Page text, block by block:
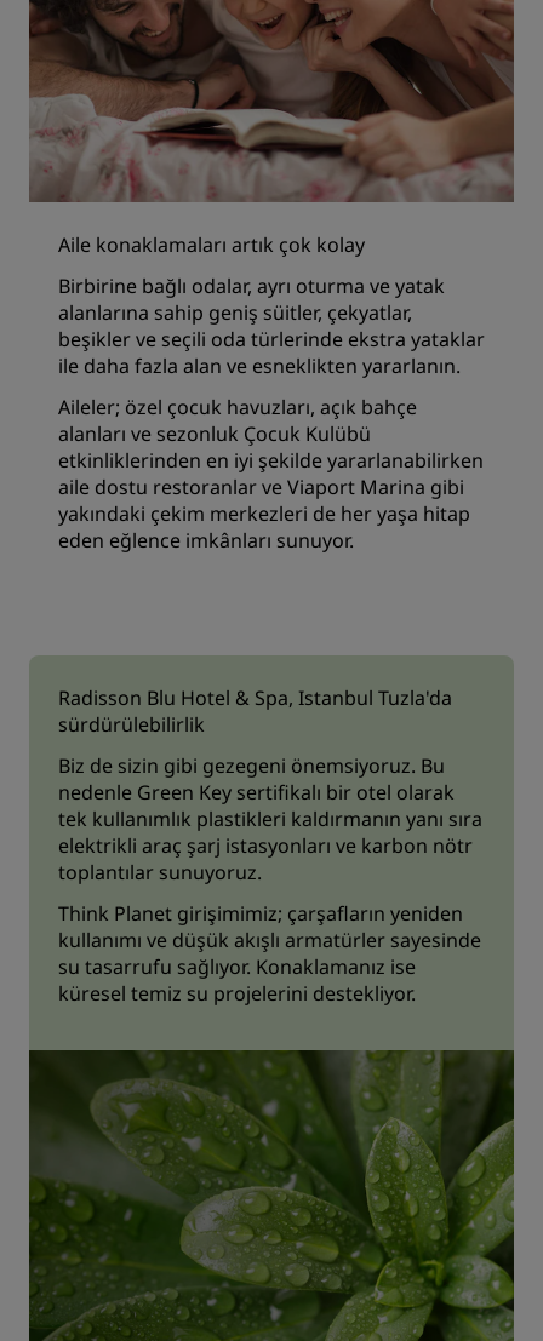
Aile konaklamaları artık çok kolay
Birbirine bağlı odalar, ayrı oturma ve yatak
alanlarına sahip geniş süitler, çekyatlar,
beşikler ve seçili oda türlerinde ekstra yataklar
ile daha fazla alan ve esneklikten yararlanın.
Aileler; özel çocuk havuzları, açık bahçe
alanları ve sezonluk Çocuk Kulübü
etkinliklerinden en iyi şekilde yararlanabilirken
aile dostu restoranlar ve Viaport Marina gibi
yakındaki çekim merkezleri de her yaşa hitap
eden eğlence imkânları sunuyor.
Radisson Blu Hotel & Spa, Istanbul Tuzla'da
sürdürülebilirlik
Biz de sizin gibi gezegeni önemsiyoruz. Bu
nedenle Green Key sertifikalı bir otel olarak
tek kullanımlık plastikleri kaldırmanın yanı sıra
elektrikli araç şarj istasyonları ve karbon nötr
toplantılar sunuyoruz.
Think Planet girişimimiz; çarşafların yeniden
kullanımı ve düşük akışlı armatürler sayesinde
su tasarrufu sağlıyor. Konaklamanız ise
küresel temiz su projelerini destekliyor.